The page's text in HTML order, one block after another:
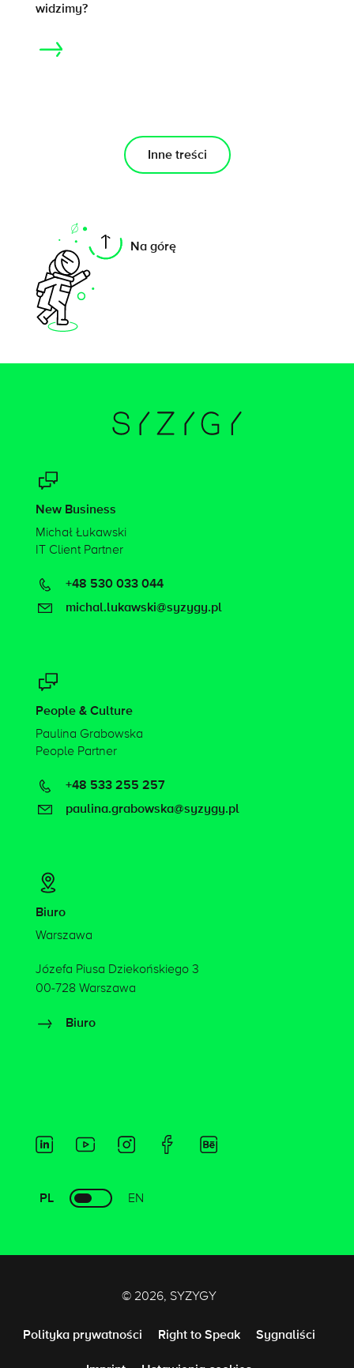
widzimy?
Inne treści
Na górę
New Business
Michał Łukawski
IT Client Partner
+48 530 033 044
michal.lukawski@syzygy.pl
People & Culture
Paulina Grabowska
People Partner
+48 533 255 257
paulina.grabowska@syzygy.pl
Biuro
Warszawa
Józefa Piusa Dziekońskiego 3
00-728 Warszawa
Biuro
PL EN
© 2026, SYZYGY
Polityka prywatności Right to Speak Sygnaliści